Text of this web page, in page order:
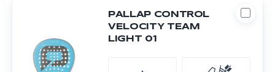
PALLAP CONTROL
VELOCITY TEAM
LIGHT 01